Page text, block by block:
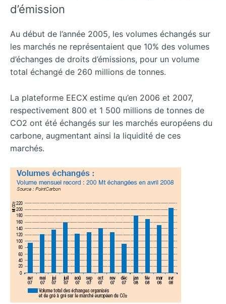
d’émission
Au début de l’année 2005, les volumes échangés sur
les marchés ne représentaient que 10% des volumes
d’échanges de droits d’émissions, pour un volume
total échangé de 260 millions de tonnes.
La plateforme EECX estime qu’en 2006 et 2007,
respectivement 800 et 1 500 millions de tonnes de
CO2 ont été échangés sur les marchés européens du
carbone, augmentant ainsi la liquidité de ces
marchés.